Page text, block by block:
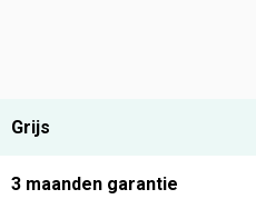
Grijs
3 maanden garantie